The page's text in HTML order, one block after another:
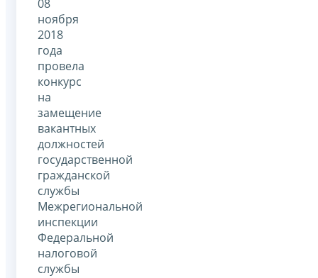
08
ноября
2018
года
провела
конкурс
на
замещение
вакантных
должностей
государственной
гражданской
службы
Межрегиональной
инспекции
Федеральной
налоговой
службы